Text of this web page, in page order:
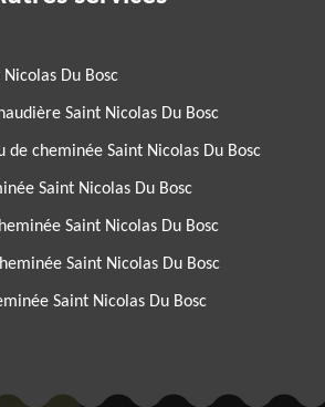
Du Bosc
Saint Nicolas Du Bosc
de cheminée Saint Nicolas Du Bosc
Saint Nicolas Du Bosc
Saint Nicolas Du Bosc
Saint Nicolas Du Bosc
Saint Nicolas Du Bosc